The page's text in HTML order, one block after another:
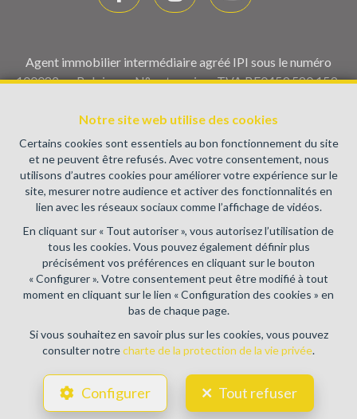
Notre site web utilise des cookies
Certains cookies sont essentiels au bon fonctionnement du site
et ne peuvent être refusés. Avec votre consentement, nous
utilisons d’autres cookies pour améliorer votre expérience sur le
site, mesurer notre audience et activer des fonctionnalités en
lien avec les réseaux sociaux comme l’affichage de vidéos.
En cliquant sur « Tout autoriser », vous autorisez l’utilisation de
tous les cookies. Vous pouvez également définir plus
précisément vos préférences en cliquant sur le bouton
« Configurer ». Votre consentement peut être modifié à tout
moment en cliquant sur le lien « Configuration des cookies » en
bas de chaque page.
Si vous souhaitez en savoir plus sur les cookies, vous pouvez
consulter notrecharte de la protection de la vie privée.
Configurer Tout refuser
Agent immobilier intermédiaire agréé IPI sous le numéro
100082 en Belgique - N° entreprise : TVA BE0459.580.159-
immobiliers, rue du Luxembourg 16B, 1000 Bruxelles (+32 2
505 38 50 - info@ipi.be) - Soumis aucode déontologique de l’
IPI
RC professionnelle et cautionnement via AXA Belgium SA,
Place du Trône 1, 1000 Bruxelles – police n° 730.390.160.
Couverture valable pour les activités réalisées en Belgique
Conditions générales d'utilisation du site
Charte de la protection de la vie privée
Configuration des cookies
POWERED BY
DESIGNED AND DEVELOPED BY
WEBULOUS.IMMO